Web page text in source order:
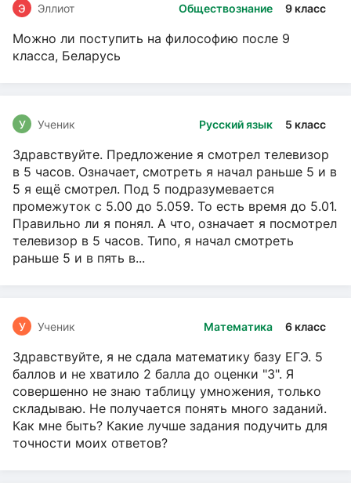
Обществознание 9 класс
Э Эллиот
Можно ли поступить на философию после 9
класса, Беларусь
Русский язык 5 класс
У Ученик
Здравствуйте. Предложение я смотрел телевизор
в 5 часов. Означает, смотреть я начал раньше 5 и в
5 я ещё смотрел. Под 5 подразумевается
промежуток с 5.00 до 5.059. То есть время до 5.01.
Правильно ли я понял. А что, означает я посмотрел
телевизор в 5 часов. Типо, я начал смотреть
раньше 5 и в пять в...
Математика 6 класс
У Ученик
Здравствуйте, я не сдала математику базу ЕГЭ. 5
баллов и не хватило 2 балла до оценки "3". Я
совершенно не знаю таблицу умножения, только
складываю. Не получается понять много заданий.
Как мне быть? Какие лучше задания подучить для
точности моих ответов?